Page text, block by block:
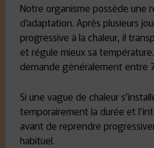
Notre organisme possède une
d’adaptation. Après plusieurs
progressive à la chaleur, il
et régule mieux sa
demande généralement entre
Si une vague de chaleur
temporairement la durée et
avant de reprendre
habituel.